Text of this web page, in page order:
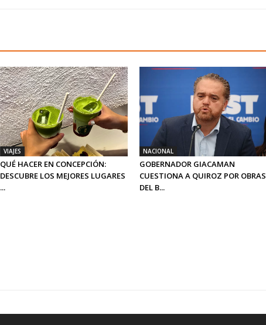
VIAJES
QUÉ HACER EN CONCEPCIÓN:
DESCUBRE LOS MEJORES LUGARES
...
NACIONAL
GOBERNADOR GIACAMAN
CUESTIONA A QUIROZ POR OBRAS
DEL B...